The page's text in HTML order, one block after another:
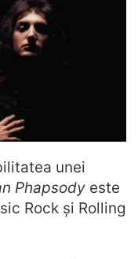
unei
Phapsody este
Rock și Rolling